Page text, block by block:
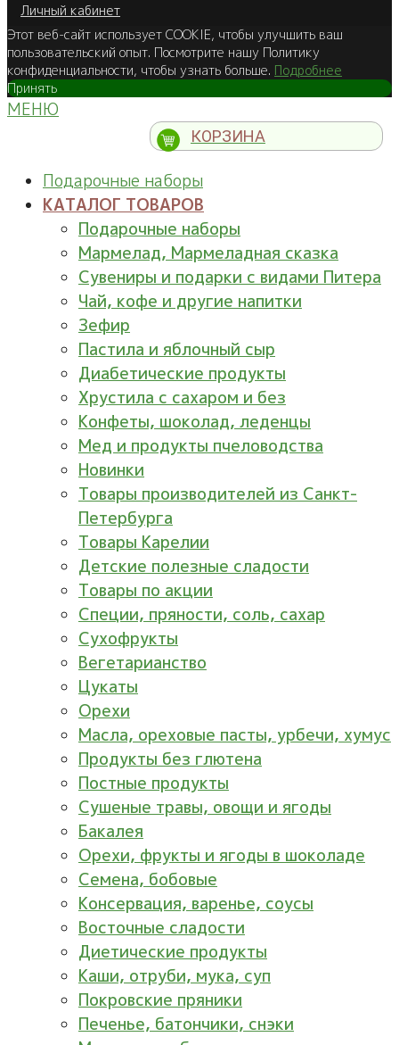
Личный кабинет
Этот веб-сайт использует COOKIE, чтобы улучшить ваш
пользовательский опыт. Посмотрите нашу Политику
конфиденциальности, чтобы узнать больше. Подробнее
Принять
МЕНЮ
КОРЗИНА
Подарочные наборы
КАТАЛОГ ТОВАРОВ
Подарочные наборы
Мармелад, Мармеладная сказка
Сувениры и подарки с видами Питера
Чай, кофе и другие напитки
Зефир
Пастила и яблочный сыр
Диабетические продукты
Хрустила с сахаром и без
Конфеты, шоколад, леденцы
Мед и продукты пчеловодства
Новинки
Товары производителей из Санкт-
Петербурга
Товары Карелии
Детские полезные сладости
Товары по акции
Специи, пряности, соль, сахар
Сухофрукты
Вегетарианство
Цукаты
Орехи
Масла, ореховые пасты, урбечи, хумус
Продукты без глютена
Постные продукты
Сушеные травы, овощи и ягоды
Бакалея
Орехи, фрукты и ягоды в шоколаде
Семена, бобовые
Консервация, варенье, соусы
Восточные сладости
Диетические продукты
Каши, отруби, мука, суп
Покровские пряники
Печенье, батончики, снэки